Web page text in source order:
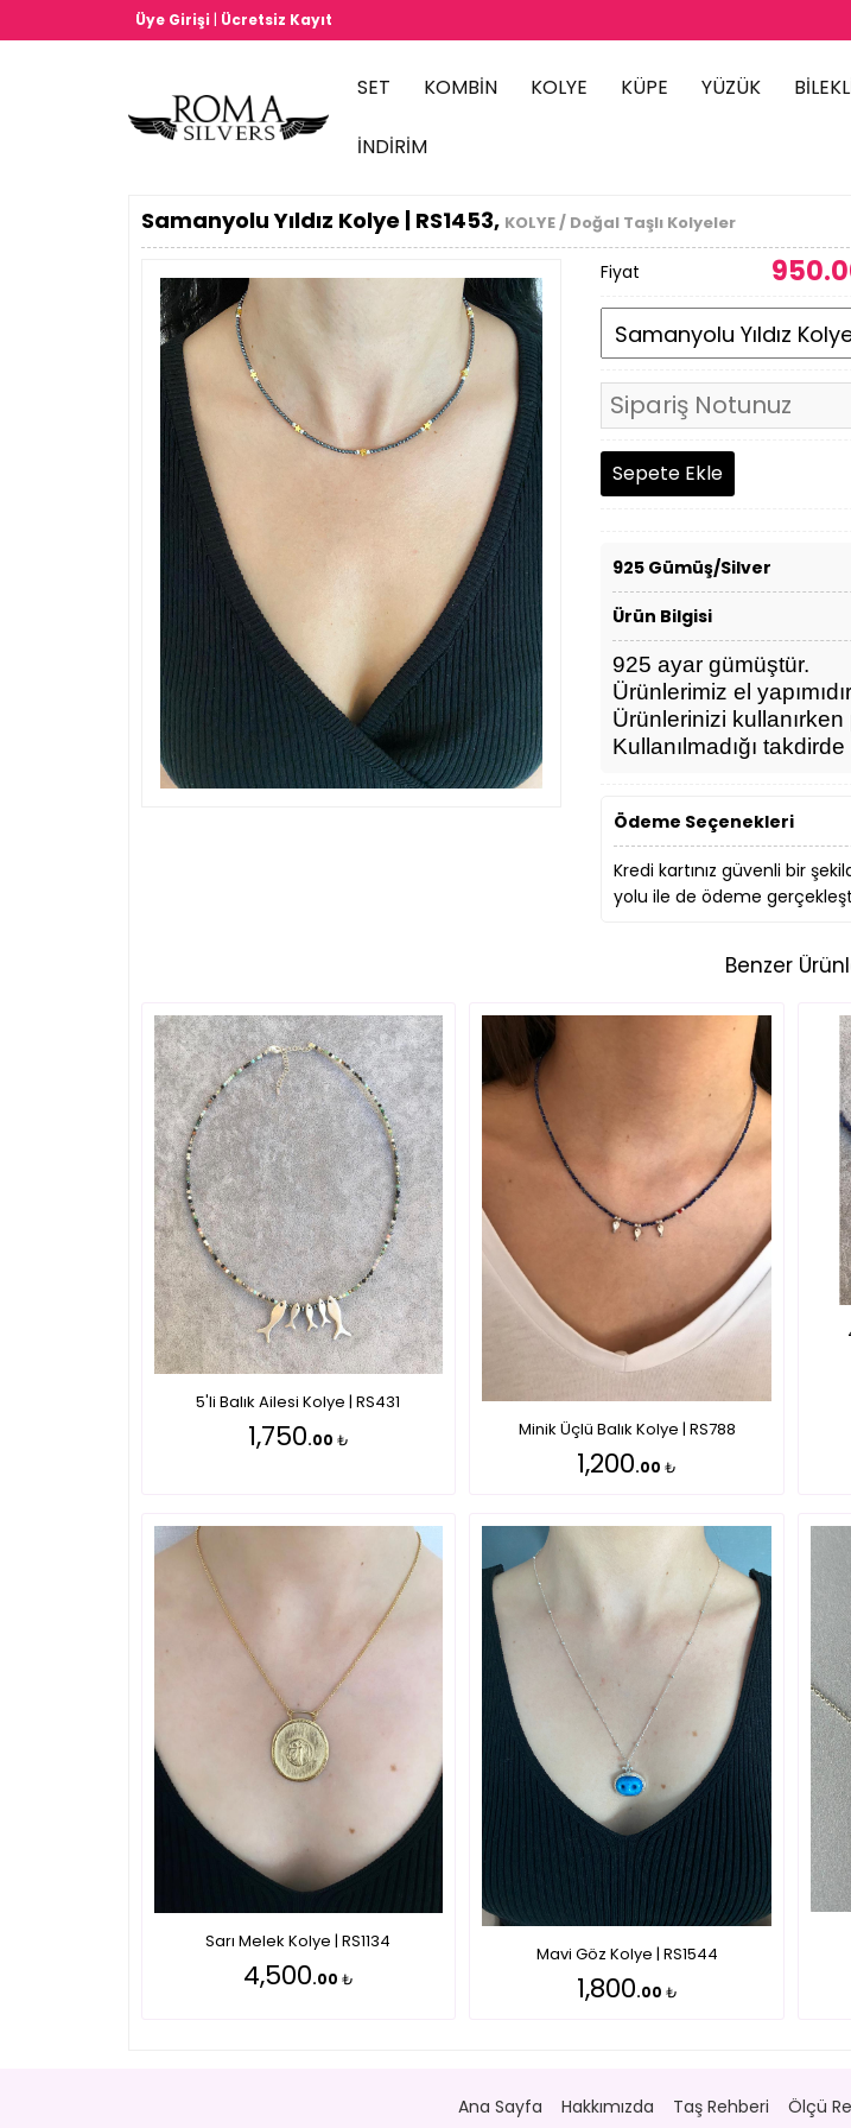
Üye Girişi | Ücretsiz Kayıt
SET KOMBİN KOLYE KÜPE YÜZÜK
İNDİRİM
Samanyolu Yıldız Kolye | RS1453, KOLYE / Doğal Taşlı Kolyeler
Fiyat 950
925 Gümüş/Silver
Ürün Bilgisi
925 ayar gümüştür.
Ürün lerimiz el
Ürünlerinizi
Kullanılmadığı
Ödeme Seçenekleri
Kredi kartınız güvenli bir
yolu ile de ödeme
Benzer
5'li Balık Ailesi Kolye | RS431
1,750.00 ₺ Minik Üçlü Balık Kolye | RS788
1,200.00 ₺
Sarı Melek Kolye | RS1134
4,500.00 ₺
Mavi Göz Kolye | RS1544
1,800.00 ₺
Ana Sayfa Hakkımızda Taş Rehberi Ölçü